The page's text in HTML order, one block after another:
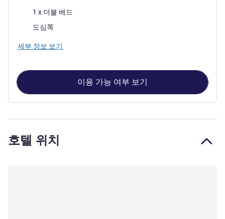
1 x 더블 베드
도심쪽
세부 정보 보기
이용 가능 여부 보기
호텔 위치